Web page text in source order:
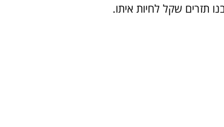
תזרים שקל לחיות איתו.